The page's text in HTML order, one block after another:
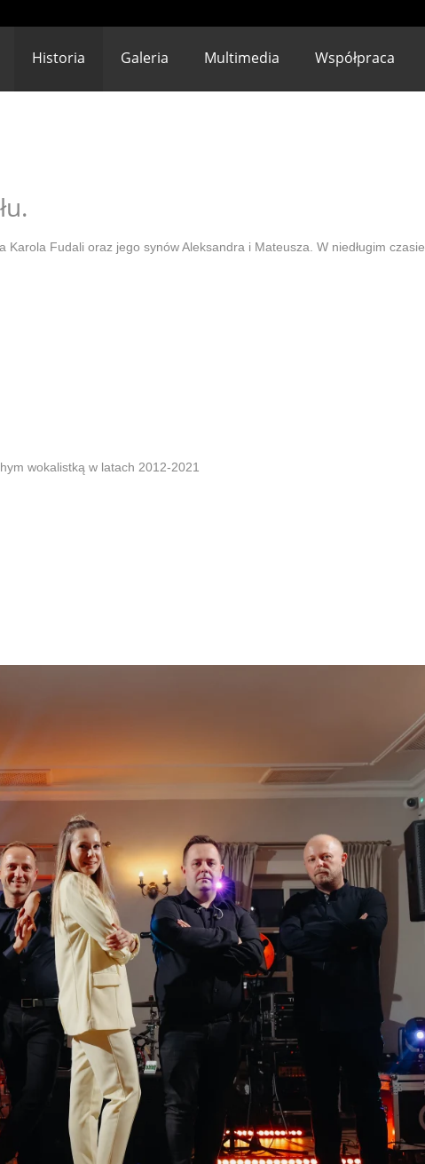
Historia Galeria Multimedia Współpraca
Fudali oraz jego synów Aleksandra i Mateusza. W niedługim czasie
wokalistką w latach 2012-2021